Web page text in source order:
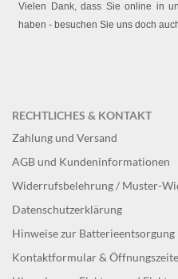
Vielen Dank, dass Sie online in
haben - besuchen Sie uns doch
RECHTLICHES & KONTAKT
Zahlung und Versand
AGB und Kundeninformationen
Widerrufsbelehrung / Muster-
Datenschutzerklärung
Hinweise zur Batterieentsorgung
Kontaktformular &